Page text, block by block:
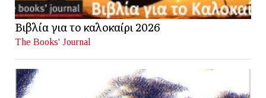
Βιβλία για το καλοκαίρι 2026
The Books' Journal